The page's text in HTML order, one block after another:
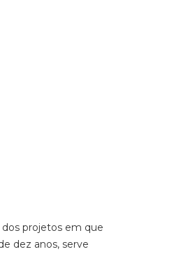
projetos em que
dez anos, serve